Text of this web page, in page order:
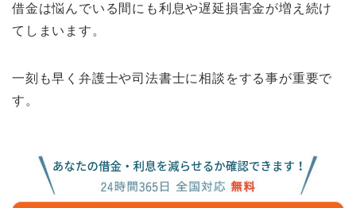
借金は悩んでいる間にも利息や遅延損害金が増え続け
てしまいます。
一刻も早く弁護士や司法書士に相談をする事が重要で
す。